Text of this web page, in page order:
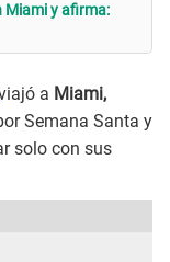
Miami y afirma:
a Miami,
Semana Santa y
solo con sus